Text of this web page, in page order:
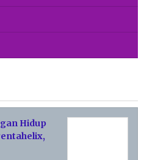
Hidup